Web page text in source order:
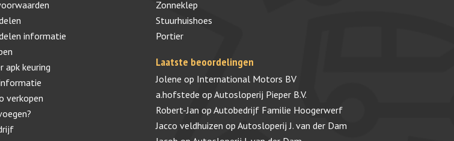
informatie
apk keuring
verkopen
Zonneklep
Stuurhuishoes
Portier
Laatste beoordelingen
Jolene op International Motors BV
a.hofstede op Autosloperij Pieper B.V.
Robert-Jan op Autobedrijf Familie Hoogerwerf
Jacco veldhuizen op Autosloperij J. van der Dam